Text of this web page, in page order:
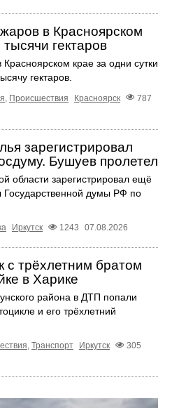
в Красноярском
гектаров
крае за одни сутки
гектаров.
Происшествия Красноярск
787
зарегистрировал
Бушуев пролетел
области зарегистрировал ещё
Государственной думы РФ по
Иркутск 1243 07.08.2026
с трёхлетним братом
в Харике
района в ДТП попали
и его трёхлетний
Транспорт Иркутск
305